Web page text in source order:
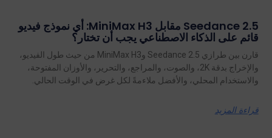
Seedance 2.5 مقابل MiniMax H3: أي نموذج فيديو
قائم على الذكاء الاصطناعي يجب أن تختار؟
قارن بين طرازي Seedance 2.5 وMiniMax H3 من حيث طول الفيديو،
والإخراج بدقة 2K، والصوت، والمراجع، والتحرير، والأوزان المفتوحة،
والاستخدام المحلي، والأفضل ملاءمةً لكل غرض في الوقت الحالي.
قراءة المزيد